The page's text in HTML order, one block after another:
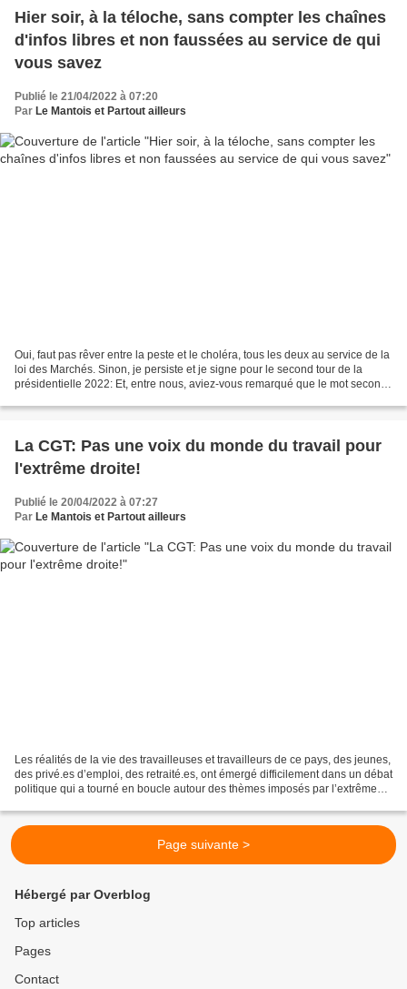
Hier soir, à la téloche, sans compter les chaînes
d'infos libres et non faussées au service de qui
vous savez
Publié le 21/04/2022 à 07:20
Par Le Mantois et Partout ailleurs
Oui, faut pas rêver entre la peste et le choléra, tous les deux au service de la
loi des Marchés. Sinon, je persiste et je signe pour le second tour de la
présidentielle 2022: Et, entre nous, aviez-vous remarqué que le mot second
La CGT: Pas une voix du monde du travail pour
l'extrême droite!
Publié le 20/04/2022 à 07:27
Par Le Mantois et Partout ailleurs
Les réalités de la vie des travailleuses et travailleurs de ce pays, des jeunes,
des privé.es d’emploi, des retraité.es, ont émergé difficilement dans un débat
politique qui a tourné en boucle autour des thèmes imposés par l’extrême
Page suivante >
Hébergé par Overblog
Top articles
Pages
Contact